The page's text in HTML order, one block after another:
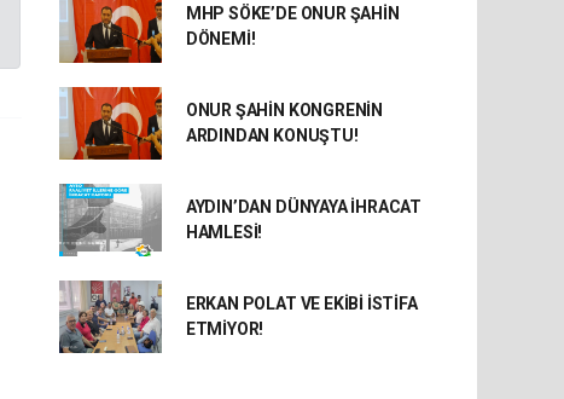
MHP SÖKE’DE ONUR ŞAHİN
DÖNEMİ!
ONUR ŞAHİN KONGRENİN
ARDINDAN KONUŞTU!
AYDIN’DAN DÜNYAYA İHRACAT
HAMLESİ!
ERKAN POLAT VE EKİBİ İSTİFA
ETMİYOR!